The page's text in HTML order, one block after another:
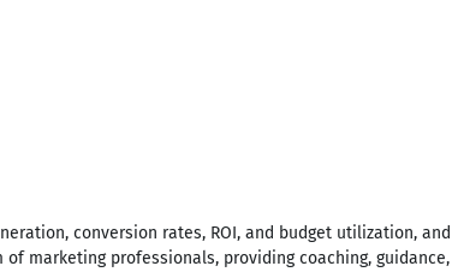
conversion rates, ROI, and budget utilization, and
marketing professionals, providing coaching, guidance,